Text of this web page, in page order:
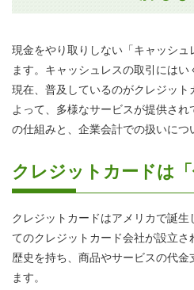
現金をやり取りしない「キャッシ
ます。キャッシュレスの取引にはい
現在、普及しているのがクレジット
よって、多様なサービスが提供さ
の仕組みと、企業会計での扱いにつ
クレジットカードは「
クレジットカードはアメリカで誕
てのクレジットカード会社が設立
歴史を持ち、商品やサービスの代
ます。